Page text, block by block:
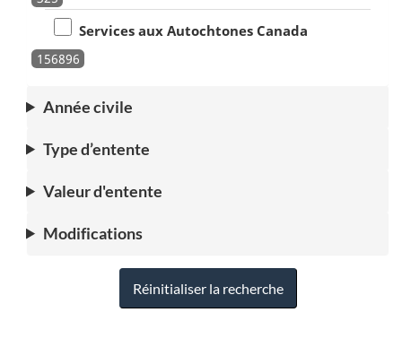
Services aux Autochtones Canada
156896
Année civile
Type d’entente
Valeur d'entente
Modifications
Réinitialiser la recherche